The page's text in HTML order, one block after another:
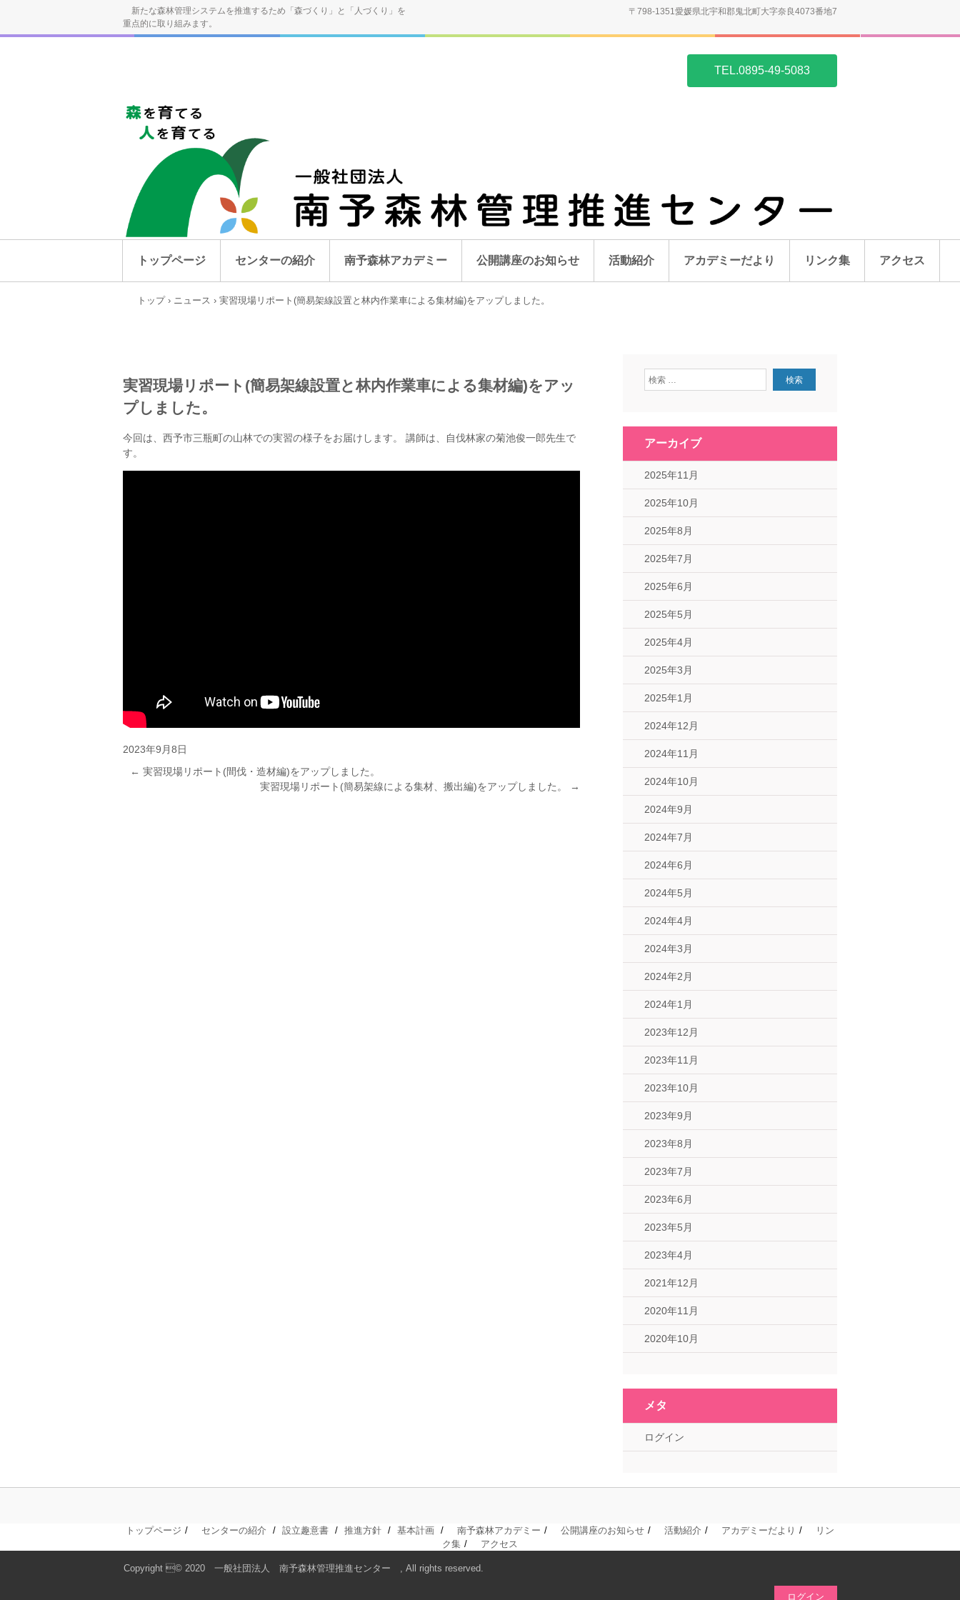
新たな森林管理システムを推進するため「森づくり」と「人づくり」を
重点的に取り組みます。
TEL.0895-49-5083
〒798-1351愛媛県北宇和郡鬼北町大字奈良4073番地7
トップページ センターの紹介 南予森林アカデミー 公開講座のお知らせ 活動紹介 アカデミーだより リンク集 アクセス
トップ › ニュース › 実習現場リポート(簡易架線設置と林内作業車による集材編)をアップしました。
実習現場リポート(簡易架線設置と林内作業車による集材編)をアッ
プしました。
今回は、西予市三瓶町の山林での実習の様子をお届けします。 講師は、自伐林家の菊池俊一郎先生で
す。
2023年9月8日
← 実習現場リポート(間伐・造材編)をアップしました。
実習現場リポート(簡易架線による集材、搬出編)をアップしました。
→
アーカイブ
2025年11月
2025年10月
2025年8月
2025年7月
2025年6月
2025年5月
2025年4月
2025年3月
2025年1月
2024年12月
2024年11月
2024年10月
2024年9月
2024年7月
2024年6月
2024年5月
2024年4月
2024年3月
2024年2月
2024年1月
2023年12月
2023年11月
2023年10月
2023年9月
2023年8月
2023年7月
2023年6月
2023年5月
2023年4月
2021年12月
2020年11月
2020年10月
メタ
ログイン
トップページ センターの紹介 設立趣意書 推進方針 基本計画 南予森林アカデミー 公開講座のお知らせ 活動紹介 アカデミーだより
リン
ク集
アクセス
Copyright © 2020 一般社団法人 南予森林管理推進センター , All rights reserved.
ログイン